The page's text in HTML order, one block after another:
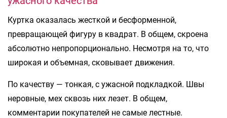
Куртка оказалась жесткой и бесформенной,
превращающей фигуру в квадрат. В общем, скроена
абсолютно непропорционально. Несмотря на то, что
широкая и объемная, сковывает движения.
По качеству — тонкая, с ужасной подкладкой. Швы
неровные, мех сквозь них лезет. В общем,
комментарии покупателей не самые лестные.